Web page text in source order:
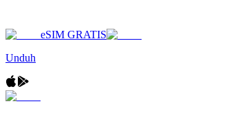
eSIM GRATIS
Unduh